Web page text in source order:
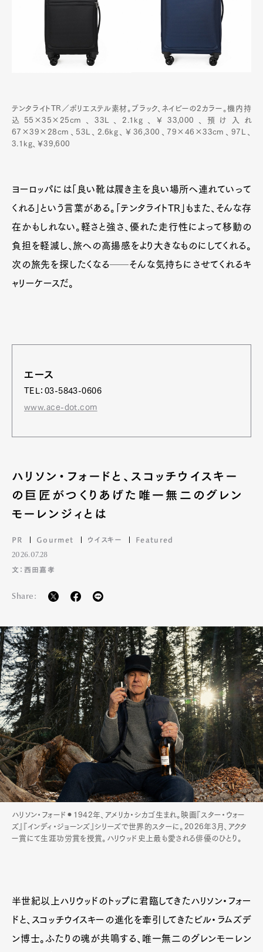
テンタライトTR／ポリエステル素材。ブラック、ネイビーの2カラー。機内持
込55×35×25cm、33L、2.1kg、￥33,000、預け入れ
67×39×28cm、53L、2.6kg、￥36,300、79×46×33cm、97L、
3.1kg、￥39,600
ヨーロッパには「良い靴は履き主を良い場所へ連れていって
くれる」という言葉がある。「テンタライトTR」もまた、そんな存
在かもしれない。軽さと強さ、優れた走行性によって移動の
負担を軽減し、旅への高揚感をより大きなものにしてくれる。
次の旅先を探したくなる──そんな気持ちにさせてくれるキ
ャリーケースだ。
エース
TEL：03-5843-0606
www.ace-dot.com
ハリソン・フォードと、スコッチウイスキー
の巨匠がつくりあげた唯一無二のグレン
モーレンジィとは
PR Gourmet ウイスキー Featured
2026.07.28
文：西田嘉孝
Share:
ハリソン・フォード⚫︎1942年、アメリカ・シカゴ生まれ。映画『スター・ウォー
ズ』『インディ・ジョーンズ』シリーズで世界的スターに。2026年3月、アクタ
ー賞にて生涯功労賞を授賞。ハリウッド史上最も愛される俳優のひとり。
半世紀以上ハリウッドのトップに君臨してきたハリソン・フォー
ドと、スコッチウイスキーの進化を牽引してきたビル・ラムズデ
ン博士。ふたりの魂が共鳴する、唯一無二のグレンモーレン